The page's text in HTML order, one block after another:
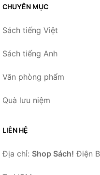
CHUYÊN MỤC
Sách tiếng Việt
Sách tiếng Anh
Văn phòng phẩm
Quà lưu niệm
LIÊN HỆ
Địa chỉ: Shop Sách! Điện